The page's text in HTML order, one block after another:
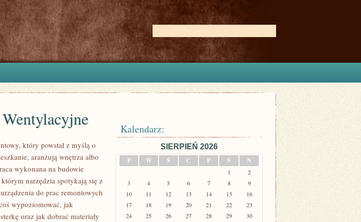
który powstał z myślą o
aranżują wnętrza albo
wykonana na budowie
narzędzia spotykają się z
do prac remontowych
wypoziomować, jak
oraz jak dobrać materiały
Kalendarz:
SIERPIEŃ 2026
P
W Ś C P S N
1
2
3
4 5 6 7 8
9
10
11 12 13 14 15
16
17
18 19 20 21 22
23
24
25 26 27 28 29
30